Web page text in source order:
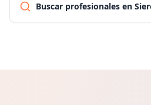
Buscar profesionales en